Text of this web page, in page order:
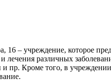
– учреждение, которое
лечения различных
пр. Кроме того, в